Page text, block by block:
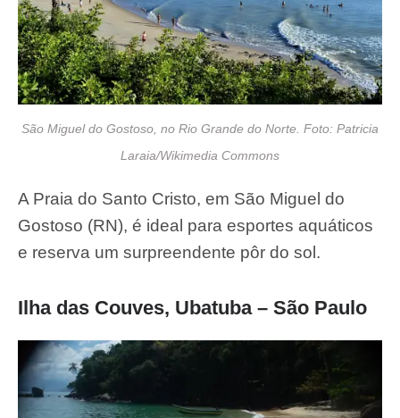
São Miguel do Gostoso, no Rio Grande do Norte. Foto: Patricia
Laraia/Wikimedia Commons
A Praia do Santo Cristo, em São Miguel do
Gostoso (RN), é ideal para esportes aquáticos
e reserva um surpreendente pôr do sol.
Ilha das Couves, Ubatuba – São Paulo